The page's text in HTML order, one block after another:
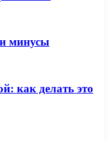
минусы
как делать это